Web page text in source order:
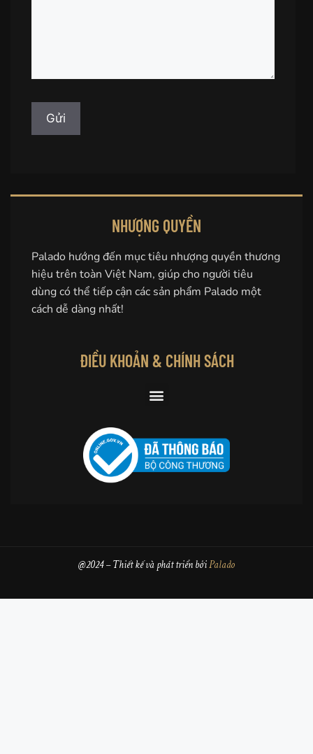
NHƯỢNG QUYỀN
Palado hướng đến mục tiêu nhượng quyền thương
hiệu trên toàn Việt Nam, giúp cho người tiêu
dùng có thể tiếp cận các sản phẩm Palado một
cách dễ dàng nhất!
ĐIỀU KHOẢN & CHÍNH SÁCH
@2024 – Thiết kế và phát triển bởiPalado